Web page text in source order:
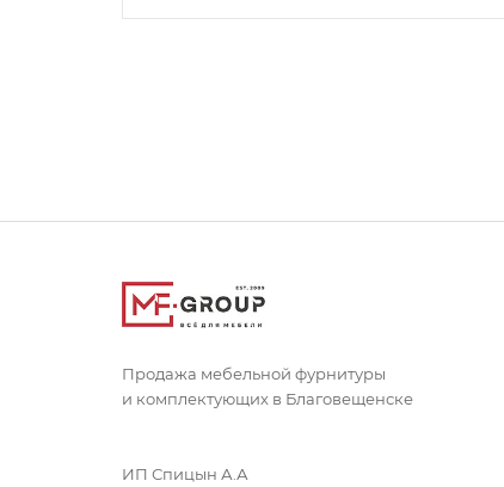
Продажа мебельной фурнитуры
и комплектующих в Благовещенске
ИП Спицын А.А